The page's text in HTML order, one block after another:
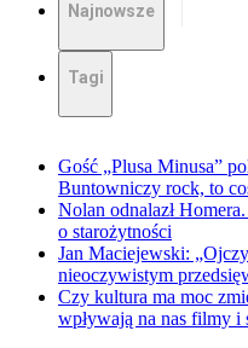
Najnowsze
Tagi
Gość „Plusa Minusa”
Buntowniczy rock, to
Nolan odnalazł
o starożytności
Jan Maciejewski:
nieoczywistym
Czy kultura ma moc
wpływają na nas filmy i